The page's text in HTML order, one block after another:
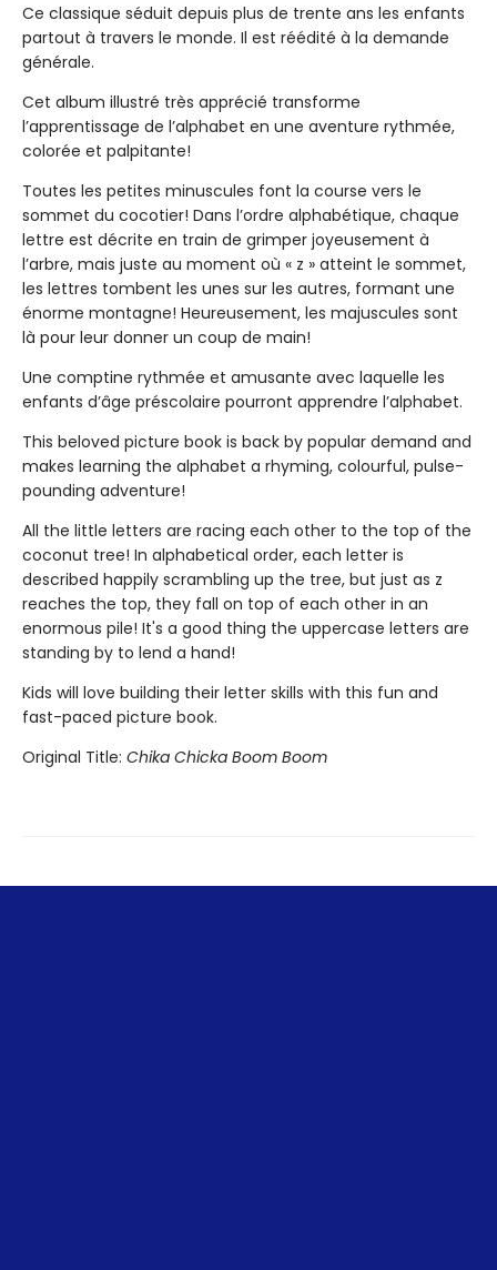
Ce classique séduit depuis plus de trente ans les enfants
partout à travers le monde. Il est réédité à la demande
générale.
Cet album illustré très apprécié transforme
l’apprentissage de l’alphabet en une aventure rythmée,
colorée et palpitante!
Toutes les petites minuscules font la course vers le
sommet du cocotier! Dans l’ordre alphabétique, chaque
lettre est décrite en train de grimper joyeusement à
l’arbre, mais juste au moment où « z » atteint le sommet,
les lettres tombent les unes sur les autres, formant une
énorme montagne! Heureusement, les majuscules sont
là pour leur donner un coup de main!
Une comptine rythmée et amusante avec laquelle les
enfants d’âge préscolaire pourront apprendre l’alphabet.
This beloved picture book is back by popular demand and
makes learning the alphabet a rhyming, colourful, pulse-
pounding adventure!
All the little letters are racing each other to the top of the
coconut tree! In alphabetical order, each letter is
described happily scrambling up the tree, but just as z
reaches the top, they fall on top of each other in an
enormous pile! It's a good thing the uppercase letters are
standing by to lend a hand!
Kids will love building their letter skills with this fun and
fast-paced picture book.
Original Title: Chika Chicka Boom Boom